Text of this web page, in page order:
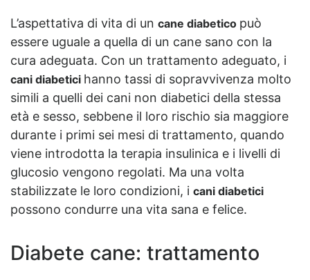
L’aspettativa di vita di un cane diabetico può
essere uguale a quella di un cane sano con la
cura adeguata. Con un trattamento adeguato, i
cani diabetici hanno tassi di sopravvivenza molto
simili a quelli dei cani non diabetici della stessa
età e sesso, sebbene il loro rischio sia maggiore
durante i primi sei mesi di trattamento, quando
viene introdotta la terapia insulinica e i livelli di
glucosio vengono regolati. Ma una volta
stabilizzate le loro condizioni, i cani diabetici
possono condurre una vita sana e felice.
Diabete cane: trattamento